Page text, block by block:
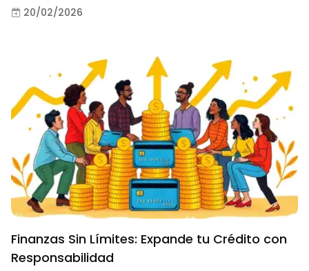
20/02/2026
Finanzas Sin Límites: Expande tu Crédito con
Responsabilidad